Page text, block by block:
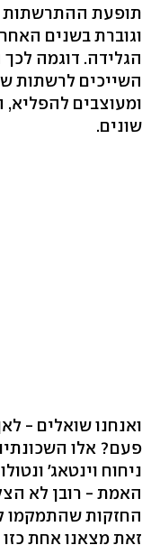
תופעת ההתרשתות
וגוברת בשנים
הגלידה. דוגמה
השייכים לרשתות
ומעוצבים
שונים.
ואנחנו שואלים -
פעם? אלו
ניחוח וינטאג'
האמת - רובן לא
החזקות שהתמקמו
זאת מצאנו אחת